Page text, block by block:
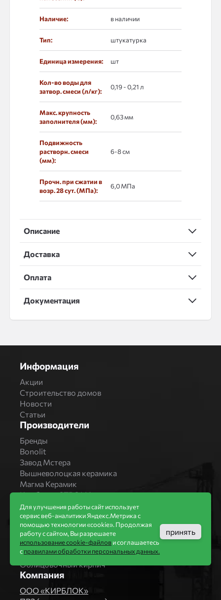
Наличие: в наличии
Тип: штукатурка
Единица измерения: шт
Кол-во воды для
затвор. смеси (л/кг):
0,19 - 0,21 л
Макс. крупность
заполнителя (мм):
0,63 мм
Подвижность
растворн. смеси
(мм):
6-8 см
Прочн. при сжатии в
возр. 28 сут. (МПа):
6,0 МПа
Описание
Доставка
Оплата
Документация
Информация
Акции
Строительство домов
Новости
Статьи
Производители
Бренды
Bonolit
Завод Мстера
Вышневолоцкая керамика
Магма Керамик
Комбинат СТРОМА
Вяземский кирпичный завод
Продукция
Каталог
Блоки Bonolit
Строительный кирпич
Облицовочный кирпич
Компания
ООО «КИРБЛОК»
Для улучшения работы сайт использует
сервис веб-аналитики Яндекс.Метрика с
помощью технологии «cookie». Продолжая
работу с сайтом, Вы разрешаете
использование cookie-файлови соглашаетесь
справилами обработки персональных данных.
принять